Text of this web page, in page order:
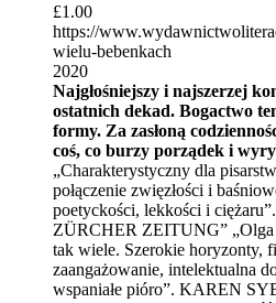
£1.00
https://
wielu-bebenkach
2020
Najgłośniejszy i najszerzej
ostatnich dekad. Bogactwo
formy. Za zasłoną
coś, co burzy porządek i
„Charakterystyczny dla
połączenie zwięzłości i
poetyckości, lekkości i
ZÜRCHER ZEITUNG” „Olga
tak wiele. Szerokie horyzonty,
zaangażowanie, intelektualna
wspaniałe pióro”. KAREN